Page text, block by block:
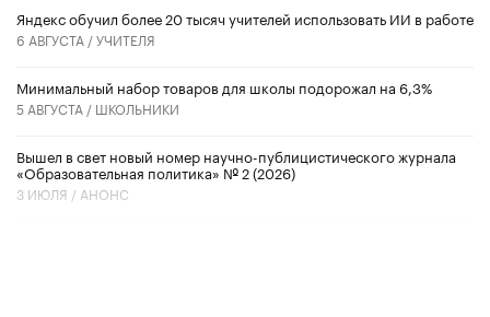
​Яндекс обучил более 20 тысяч учителей использовать ИИ в работе
6 АВГУСТА /УЧИТЕЛЯ
Минимальный набор товаров для школы подорожал на 6,3%
5 АВГУСТА / ШКОЛЬНИКИ
Вышел в свет новый номер научно-публицистического журнала
«Образовательная политика» № 2 (2026)
3 ИЮЛЯ / АНОНС